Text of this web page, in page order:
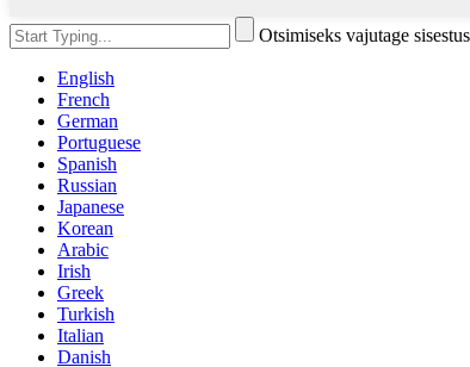
Otsimiseks vajutage
English
French
German
Portuguese
Spanish
Russian
Japanese
Korean
Arabic
Irish
Greek
Turkish
Italian
Danish